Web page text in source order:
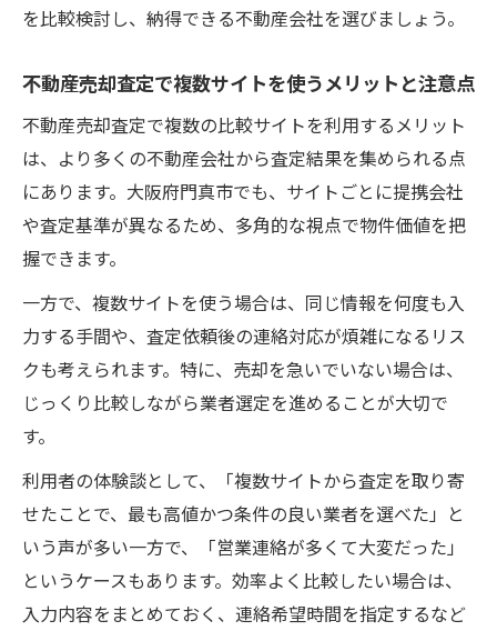
を比較検討し、納得できる不動産会社を選びましょう。
不動産売却査定で複数サイトを使うメリットと注意点
不動産売却査定で複数の比較サイトを利用するメリット
は、より多くの不動産会社から査定結果を集められる点
にあります。大阪府門真市でも、サイトごとに提携会社
や査定基準が異なるため、多角的な視点で物件価値を把
握できます。
一方で、複数サイトを使う場合は、同じ情報を何度も入
力する手間や、査定依頼後の連絡対応が煩雑になるリス
クも考えられます。特に、売却を急いでいない場合は、
じっくり比較しながら業者選定を進めることが大切で
す。
利用者の体験談として、「複数サイトから査定を取り寄
せたことで、最も高値かつ条件の良い業者を選べた」と
いう声が多い一方で、「営業連絡が多くて大変だった」
というケースもあります。効率よく比較したい場合は、
入力内容をまとめておく、連絡希望時間を指定するなど